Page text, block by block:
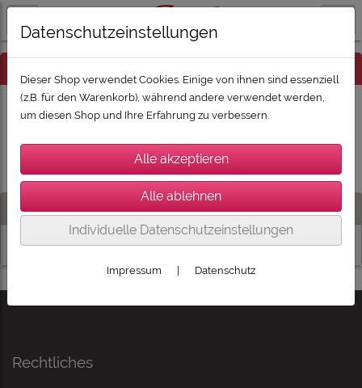
Rechtliches
Datenschutzeinstellungen
Dieser Shop verwendet Cookies. Einige von ihnen sind essenziell
(z.B. für den Warenkorb), während andere verwendet werden,
um diesen Shop und Ihre Erfahrung zu verbessern.
Individuelle Datenschutzeinstellungen
Impressum Datenschutz